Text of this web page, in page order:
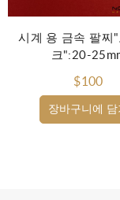
장바구니에 담
시계 용 금속 팔찌
크":20-
$100